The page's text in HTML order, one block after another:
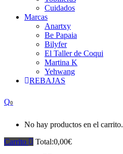
Cuidados
Marcas
Anartxy
Be Papaia
Bilyfer
El Taller de Coqui
Martina K
Yehwang
REBAJAS
0
No hay productos en el carrito.
Carrito
Total:0,00€